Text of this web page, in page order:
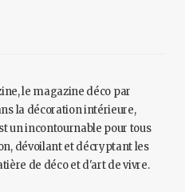
le magazine déco par
la décoration intérieure,
un incontournable pour tous
dévoilant et décryptant les
de déco et d'art de vivre.